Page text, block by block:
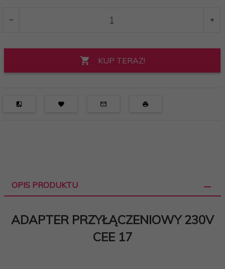
KUP TERAZ!
OPIS PRODUKTU
ADAPTER PRZYŁĄCZENIOWY 230V
CEE 17